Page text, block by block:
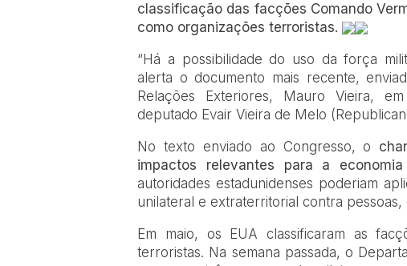
classificação das facções Comando
como organizações terroristas.
“Há a possibilidade do uso da força
alerta o documento mais recente,
Relações Exteriores, Mauro Vieira,
deputado Evair Vieira de Melo
No texto enviado ao Congresso, o
impactos relevantes para a
autoridades estadunidenses poderiam
unilateral e extraterritorial contra
Em maio, os EUA classificaram as
terroristas. Na semana passada, o